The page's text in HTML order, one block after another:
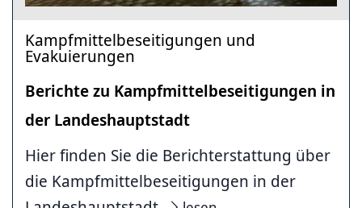
Kampfmittelbeseitigungen und
Evakuierungen
Berichte zu Kampfmittelbeseitigungen in
der Landeshauptstadt
Hier finden Sie die Berichterstattung über
die Kampfmittelbeseitigungen in der